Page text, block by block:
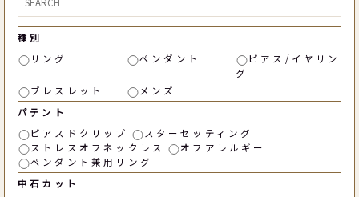
種別
リング
ペンダント
ピアス/イヤリン
グ
ブレスレット
メンズ
パテント
ピアスドクリップ
スターセッティング
ストレスオフネックレス
オフアレルギー
ペンダント兼用リング
中石カット